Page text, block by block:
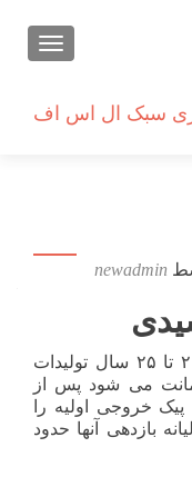
تعویض
newadmin
معمولا تولیدکنندگان پنل خورشیدی ۲۰ تا ۲۵ سال تولیدات
می شود پس از
خورشیدی ۸۰% نرخ پیک خروجی اولیه را
بازدهی آنها حدود